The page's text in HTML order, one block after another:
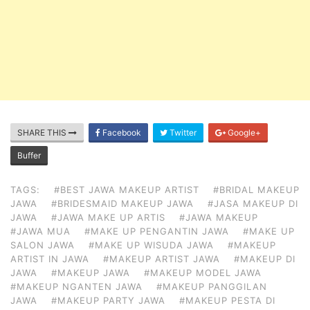
SHARE THIS Facebook Twitter Google+
Buffer
TAGS: #BEST JAWA MAKEUP ARTIST
#BRIDAL MAKEUP
JAWA
#BRIDESMAID MAKEUP JAWA
#JASA MAKEUP DI
JAWA
#JAWA MAKE UP ARTIS
#JAWA MAKEUP
#JAWA MUA
#MAKE UP PENGANTIN JAWA
#MAKE UP
SALON JAWA
#MAKE UP WISUDA JAWA
#MAKEUP
ARTIST IN JAWA
#MAKEUP ARTIST JAWA
#MAKEUP DI
JAWA
#MAKEUP JAWA
#MAKEUP MODEL JAWA
#MAKEUP NGANTEN JAWA
#MAKEUP PANGGILAN
JAWA
#MAKEUP PARTY JAWA
#MAKEUP PESTA DI